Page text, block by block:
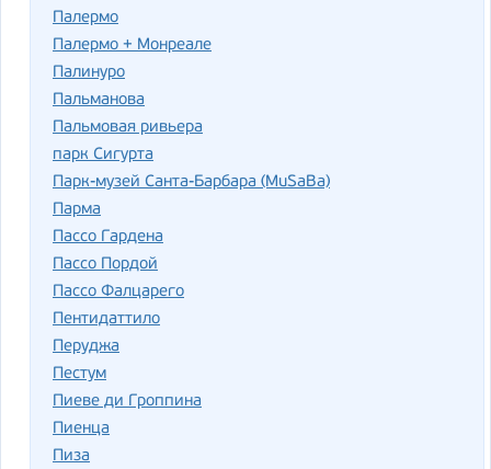
Палермо
Палермо + Монреале
Палинуро
Пальманова
Пальмовая ривьера
парк Сигурта
Парк-музей Санта-Барбара (MuSaBa)
Парма
Пассо Гардена
Пассо Пордой
Пассо Фалцарего
Пентидаттило
Перуджа
Пестум
Пиеве ди Гроппина
Пиенца
Пиза